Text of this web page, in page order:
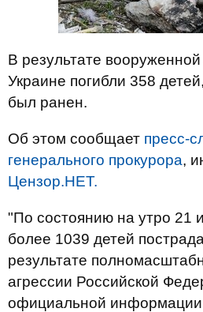
В результате
Украине погибли 358
был ранен.
Об этом сообщает пресс-
генерального прокурора,
Цензор.НЕТ.
"По состоянию на утро 21
более 1039 детей
результате
агрессии Российской
официальной